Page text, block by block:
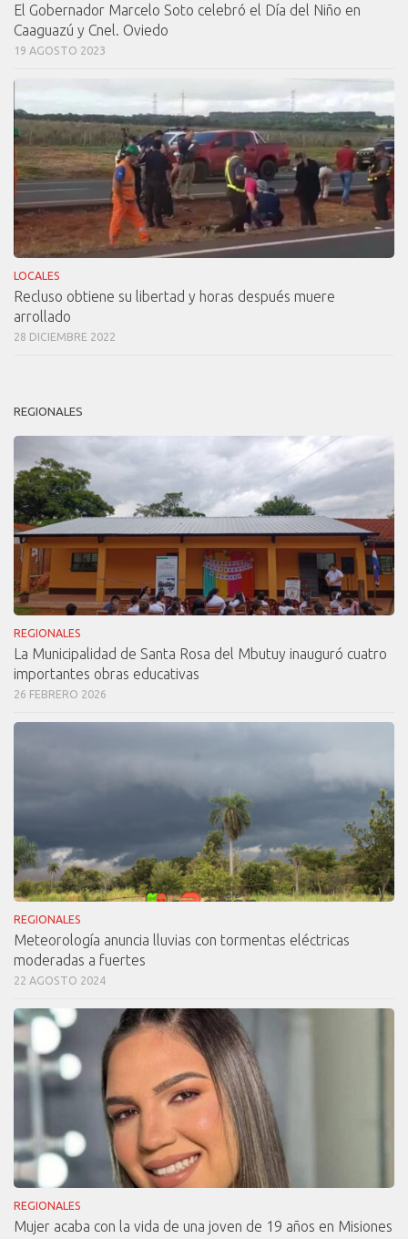
El Gobernador Marcelo Soto celebró el Día del Niño en
Caaguazú y Cnel. Oviedo
19 AGOSTO 2023
LOCALES
Recluso obtiene su libertad y horas después muere
arrollado
28 DICIEMBRE 2022
REGIONALES
REGIONALES
La Municipalidad de Santa Rosa del Mbutuy inauguró cuatro
importantes obras educativas
26 FEBRERO 2026
REGIONALES
Meteorología anuncia lluvias con tormentas eléctricas
moderadas a fuertes
22 AGOSTO 2024
REGIONALES
Mujer acaba con la vida de una joven de 19 años en Misiones